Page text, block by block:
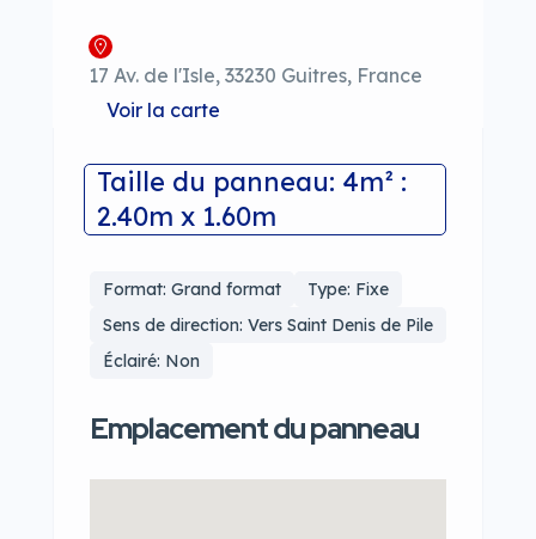
17 Av. de l'Isle, 33230 Guitres, France
Voir la carte
Taille du panneau: 4m² :
2.40m x 1.60m
Format: Grand format
Type: Fixe
Sens de direction: Vers Saint Denis de Pile
Éclairé: Non
Emplacement du panneau